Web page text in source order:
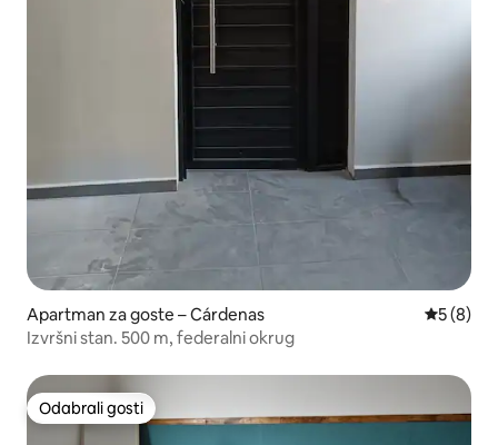
Apartman za goste – Cárdenas
5 (8)
Izvršni stan. 500 m, federalni okrug
Odabrali gosti
Odabrali gosti